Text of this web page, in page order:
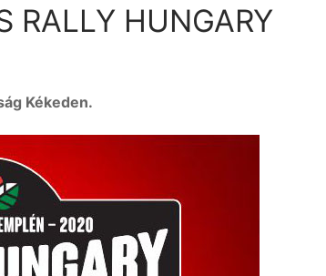
RALLY HUNGARY
Kékeden.